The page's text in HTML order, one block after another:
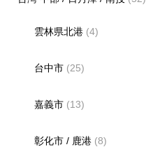
雲林県北港 (4)
台中市 (25)
嘉義市 (13)
彰化市 / 鹿港 (8)